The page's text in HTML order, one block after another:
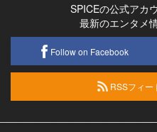
SPICEの公式アカ
最新のエンタメ
Follow on Facebook
RSSフィー